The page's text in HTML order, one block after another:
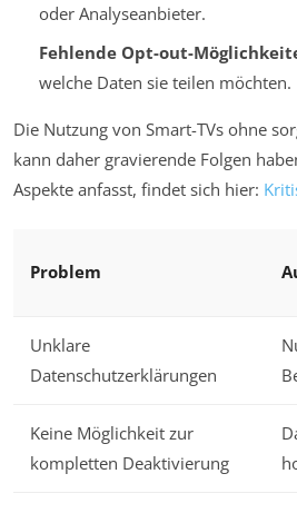
oder Analyseanbieter.
Fehlende Opt-out-
welche Daten sie teilen möchten.
Die Nutzung von Smart-TVs ohne
kann daher gravierende Folgen
Aspekte anfasst, findet sich hier:
Problem
Unklare
Datenschutzerklärungen
Keine Möglichkeit zur
kompletten Deaktivierung